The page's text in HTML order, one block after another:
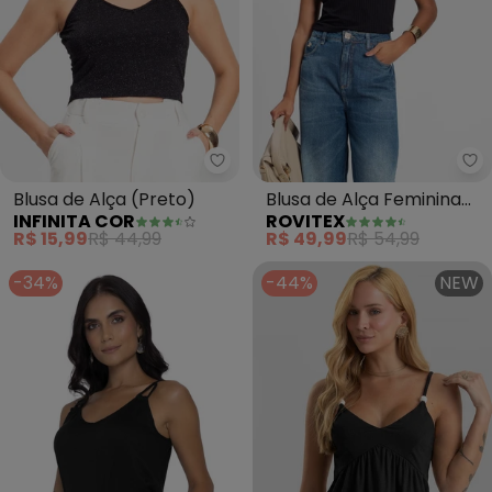
Infinita Cor - Blusa de Alça
Blusa de Alça (Preto)
INFINITA COR
R$ 15,99R$ 44,99
Blusa de Alça Feminina
Básica (Preto)
ROVITEX
R$ 49,99R$ 54,99
-34%
-44% NEW